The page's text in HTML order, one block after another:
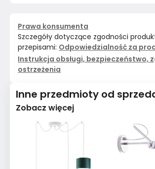
Prawa konsumenta
Szczegóły dotyczące zgodności
przepisami: Odpowiedzialność za
Instrukcja obsługi, bezpieczeństwo,
ostrzeżenia
Inne przedmioty od
Zobacz więcej